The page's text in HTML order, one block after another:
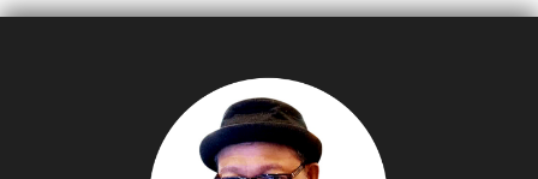
เลี้ยงดูบุตรได้ 1 เดือน
ซื้อ 1,500,000 กิโลกรัม